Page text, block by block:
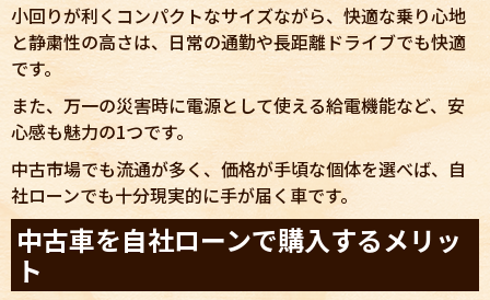
小回りが利くコンパクトなサイズながら、快適な乗り心地
と静粛性の高さは、日常の通勤や長距離ドライブでも快適
です。
また、万一の災害時に電源として使える給電機能など、安
心感も魅力の1つです。
中古市場でも流通が多く、価格が手頃な個体を選べば、自
社ローンでも十分現実的に手が届く車です。
中古車を自社ローンで購入するメリッ
ト